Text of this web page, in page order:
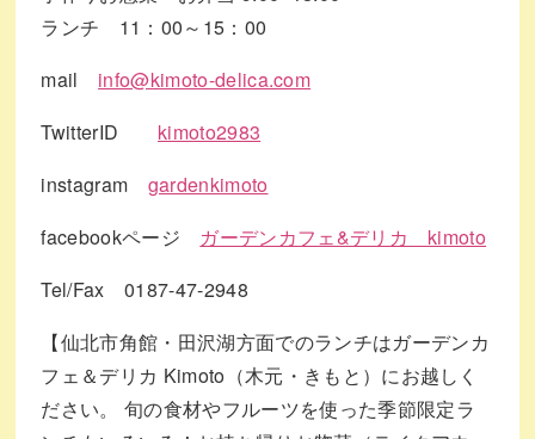
ランチ 11：00～15：00
mail info@kimoto-delica.com
TwitterID kimoto2983
instagram gardenkimoto
facebookページ ガーデンカフェ&デリカ kimoto
Tel/Fax 0187-47-2948
【仙北市角館・田沢湖方面でのランチはガーデンカ
フェ＆デリカ Kimoto（木元・きもと）にお越しく
ださい。 旬の食材やフルーツを使った季節限定ラ